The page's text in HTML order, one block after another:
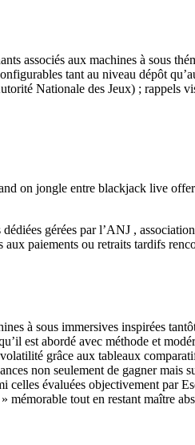
associés aux machines à sous
tant au niveau dépôt
Nationale des Jeux) ; rappels
on jongle entre blackjack live
gérées par l’ANJ ,
paiements ou retraits tardifs
à sous immersives inspirées
est abordé avec méthode et
grâce aux tableaux
non seulement de gagner mais
celles évaluées objectivement par
mémorable tout en restant maître